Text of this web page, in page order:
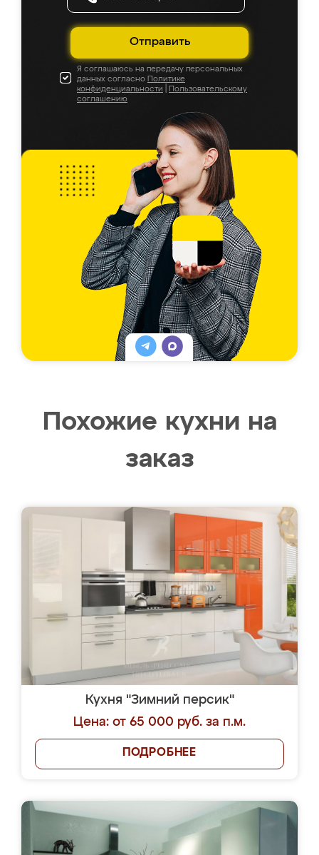
Отправить
Я соглашаюсь на передачу персональных
данных согласно Политике
конфиденциальности
Пользовательскому
соглашению
Похожие кухни на
заказ
Кухня "Зимний персик"
Цена: от 65 000 руб. за п.м.
ПОДРОБНЕЕ